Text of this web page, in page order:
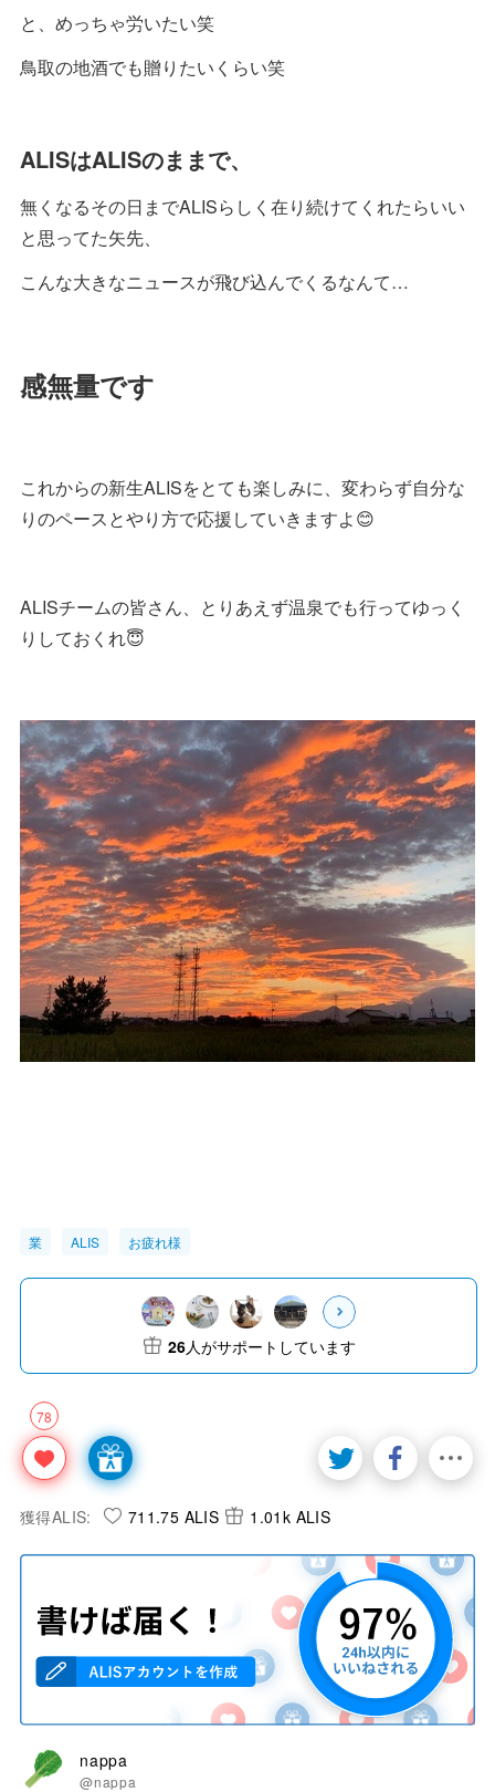
と、めっちゃ労いたい笑
鳥取の地酒でも贈りたいくらい笑
ALISはALISのままで、
無くなるその日までALISらしく在り続けてくれたらいい
と思ってた矢先、
こんな大きなニュースが飛び込んでくるなんて…
感無量です
これからの新生ALISをとても楽しみに、変わらず自分な
りのペースとやり方で応援していきますよ😊
ALISチームの皆さん、とりあえず温泉でも行ってゆっく
りしておくれ😇
業 ALIS お疲れ様
78
26人がサポートしています
獲得ALIS: 711.75 ALIS 1.01k ALIS
nappa
@nappa